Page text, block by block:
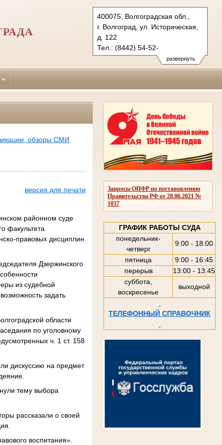
развернуть
400075, Волгоградская обл.,
г. Волгоград, ул. Историческая,
д. 122
Тел.: (8442) 54-52-
04 (приемная, факс)
dser.vol@sudrf.ru
Запросы ОПФР по постановлению
Правительства РФ от 28.06.2021 №
1037
ГРАФИК РАБОТЫ СУДА
понедельник-
четверг
9:00 - 18:00
пятница
9:00 - 16:45
перерыв
13:00 - 13:45
суббота,
воскресенье
выходной
ТЕЛЕФОННЫЙ СПРАВОЧНИК
обзоры СМИ
версия для печати
районном суде
факультета
правовых дисциплин
Дзержинского
из судебной
задать
области
по уголовному
ч. 1 ст. 158
дискуссию на предмет
тему выбора
рассказали о своей
воспитания».